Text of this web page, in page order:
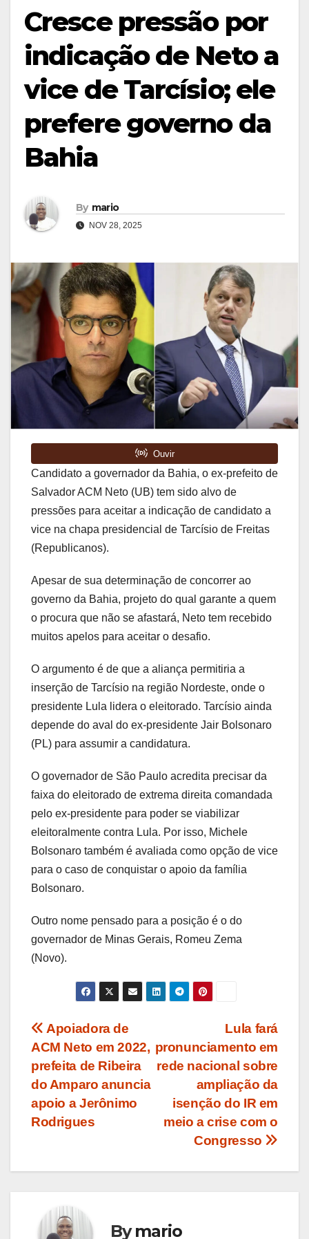
Cresce pressão por
indicação de Neto a
vice de Tarcísio; ele
prefere governo da
Bahia
By mario
NOV 28, 2025
Candidato a governador da Bahia, o ex-prefeito de
Salvador ACM Neto (UB) tem sido alvo de
pressões para aceitar a indicação de candidato a
vice na chapa presidencial de Tarcísio de Freitas
(Republicanos).
Apesar de sua determinação de concorrer ao
governo da Bahia, projeto do qual garante a quem
o procura que não se afastará, Neto tem recebido
muitos apelos para aceitar o desafio.
O argumento é de que a aliança permitiria a
inserção de Tarcísio na região Nordeste, onde o
presidente Lula lidera o eleitorado. Tarcísio ainda
depende do aval do ex-presidente Jair Bolsonaro
(PL) para assumir a candidatura.
O governador de São Paulo acredita precisar da
faixa do eleitorado de extrema direita comandada
pelo ex-presidente para poder se viabilizar
eleitoralmente contra Lula. Por isso, Michele
Bolsonaro também é avaliada como opção de vice
para o caso de conquistar o apoio da família
Bolsonaro.
Outro nome pensado para a posição é o do
governador de Minas Gerais, Romeu Zema
(Novo).
Navegação
de
Post
Lula fará
pronunciamento em
rede nacional sobre
ampliação da
isenção do IR em
meio a crise com o
Congresso
Apoiadora de
ACM Neto em 2022,
prefeita de Ribeira
do Amparo anuncia
apoio a Jerônimo
Rodrigues
Bymario